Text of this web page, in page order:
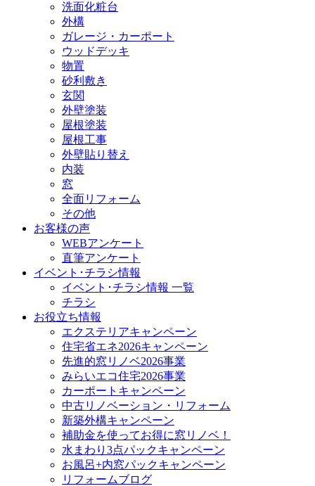
洗面化粧台
外構
ガレージ・カーポート
ウッドデッキ
物置
砂利敷き
玄関
外壁塗装
屋根塗装
屋根工事
外壁貼り替え
内装
窓
全面リフォーム
その他
お客様の声
WEBアンケート
直筆アンケート
イベント･チラシ情報
イベント･チラシ情報 一覧
チラシ
お役立ち情報
エクステリアキャンペーン
住宅省エネ2026キャンペーン
先進的窓リノベ2026事業
みらいエコ住宅2026事業
カーポートキャンペーン
中古リノベーション・リフォーム
新築外構キャンペーン
補助金を使ってお得に窓リノベ！
水まわり3点パックキャンペーン
お風呂+内窓パックキャンペーン
リフォームブログ